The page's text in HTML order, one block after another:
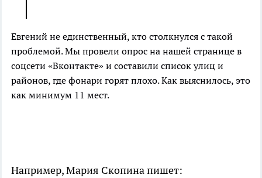
Евгений не единственный, кто столкнулся с такой
проблемой. Мы провели опрос на нашей странице в
соцсети «Вконтакте» и составили список улиц и
районов, где фонари горят плохо. Как выяснилось, это
как минимум 11 мест.
Например, Мария Скопина пишет: